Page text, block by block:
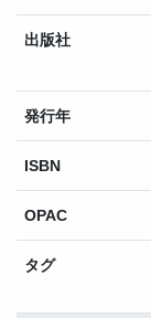
出版社
発行年
ISBN
OPAC
タグ